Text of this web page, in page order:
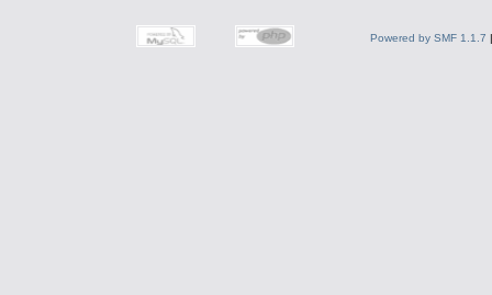
Powered by SMF 1.1.7